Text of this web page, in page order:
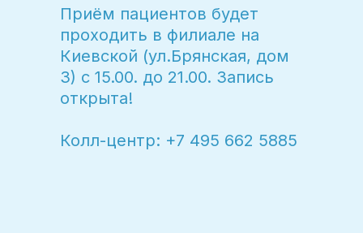
Приём пациентов будет
проходить в филиале на
Киевской (ул.Брянская, дом
3) с 15.00. до 21.00. Запись
открыта!
Колл-центр: +7 495 662 5885